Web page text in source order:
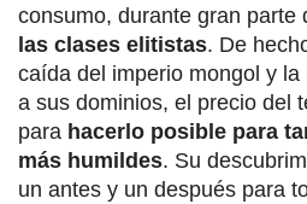
consumo, durante gran parte
las clases elitistas. De
caída del imperio mongol y
a sus dominios, el precio del
para hacerlo posible para
más humildes. Su
un antes y un después para